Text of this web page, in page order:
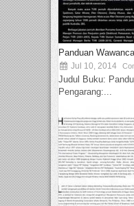
Panduan
Jul 10, 2014
Judul Buku:
Pengarang:...